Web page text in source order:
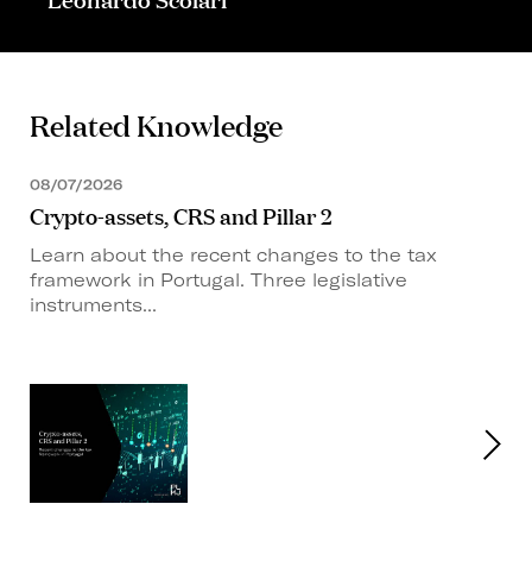
Related Knowledge
08/07/2026
Crypto-assets, CRS and Pillar 2
Learn about the recent changes to the tax
framework in Portugal. Three legislative
instruments...